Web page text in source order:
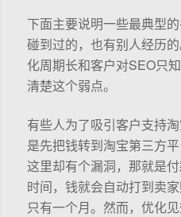
下面主要说明一些最典型
碰到过的，也有别人经历
化周期长和客户对SEO只
清楚这个弱点。
有些人为了吸引客户支持
是先把钱转到淘宝第三方
这里却有个漏洞，那就是
时间，钱就会自动打到卖
只有一个月。然而，优化